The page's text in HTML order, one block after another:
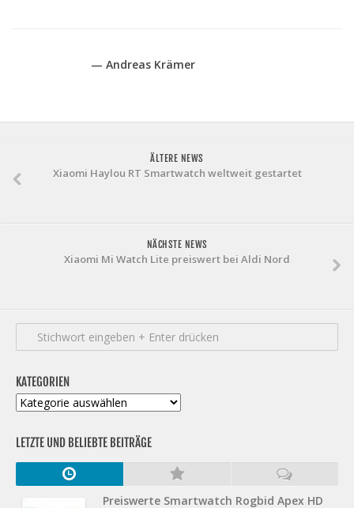
— Andreas Krämer
ÄLTERE NEWS
Xiaomi Haylou RT Smartwatch weltweit gestartet
NÄCHSTE NEWS
Xiaomi Mi Watch Lite preiswert bei Aldi Nord
KATEGORIEN
Kategorien
LETZTE UND BELIEBTE BEITRÄGE
Preiswerte Smartwatch Rogbid Apex HD